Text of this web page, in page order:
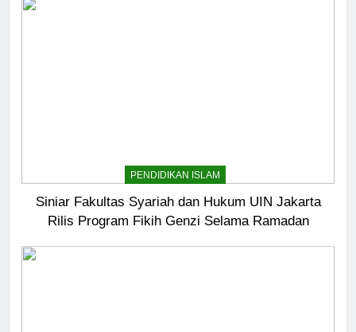
PENDIDIKAN ISLAM
Siniar Fakultas Syariah dan Hukum UIN Jakarta
Rilis Program Fikih Genzi Selama Ramadan
6
Ngopi Bareng; Romantisme
Abadi